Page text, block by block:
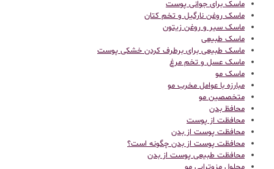
ماسک برای جوانی پوست
ماسک روغن نارگیل و تخم کتان
ماسک سیر و روغن زیتون
ماسک طبیعی
ماسک طبیعی برای برطرف کردن خشکی پوست
ماسک عسل و تخم مرغ
ماسک مو
مبارزه با عوامل مخرب مو
متخصصین مو
محافظ بدن
محافظت از پوست
محافظت پوست از بدن
محافظت پوست از بدن چگونه است؟
محافظت طبیعی پوست از بدن